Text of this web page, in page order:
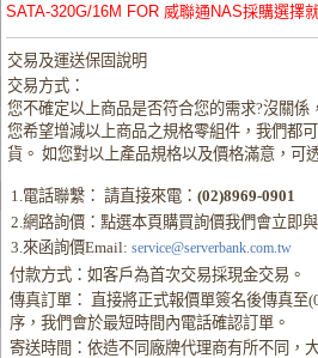
SATA-320G/16M FOR 威聯通NAS採購選擇
交易及運送保固說明
交易方式：
您不確定以上商品是否符合您的需求?沒關
您希望增減以上商品之規格零組件，我們都
貨。 如您對以上產品規格以及價格滿意，可
1.電話聯繫： 請直接來電：(02)8969-0901
2.網路詢價：點選本頁購買詢價我們會立即
3.來函詢價Email: service@serverbank.com.tw
付款方式：如客戶為首次交易採現金交易。
傳真訂單： 直接將正式報價單簽名後傳真至
序，我們會於最短時間內電話確認訂單。
寄送時間：依造不同廠牌代理商有所不同，